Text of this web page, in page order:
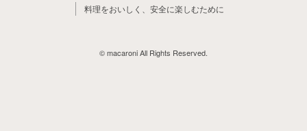
料理をおいしく、安全に楽しむために
© macaroni All Rights Reserved.